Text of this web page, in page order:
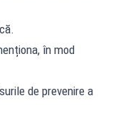
în mod
de prevenire a